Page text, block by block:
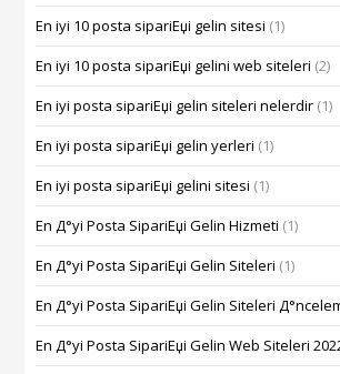
En iyi 10 posta sipariЕџi gelin sitesi (1)
En iyi 10 posta sipariЕџi gelini web siteleri (2)
En iyi posta sipariЕџi gelin siteleri nelerdir (1)
En iyi posta sipariЕџi gelin yerleri (1)
En iyi posta sipariЕџi gelini sitesi (1)
En Д°yi Posta SipariЕџi Gelin Hizmeti (1)
En Д°yi Posta SipariЕџi Gelin Siteleri (1)
En Д°yi Posta SipariЕџi Gelin Siteleri
En Д°yi Posta SipariЕџi Gelin Web Siteleri